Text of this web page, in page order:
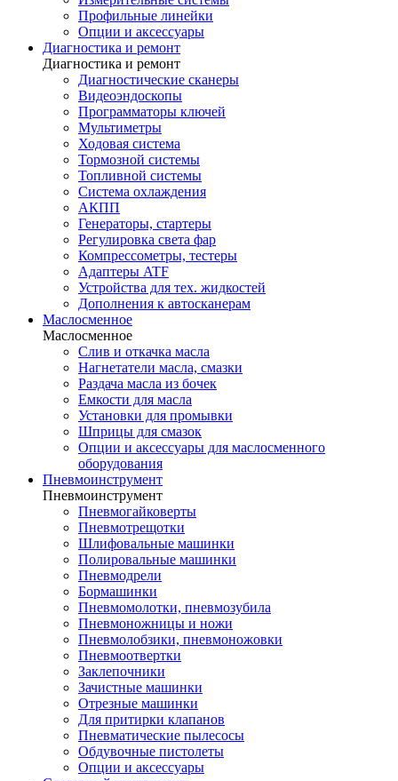
Профильные линейки
Опции и аксессуары
Диагностика и ремонт
Диагностика и ремонт
Диагностические сканеры
Видеоэндоскопы
Программаторы ключей
Мультиметры
Ходовая система
Тормозной системы
Топливной системы
Система охлаждения
АКПП
Генераторы, стартеры
Регулировка света фар
Компрессометры, тестеры
Адаптеры ATF
Устройства для тех. жидкостей
Дополнения к автосканерам
Маслосменное
Маслосменное
Слив и откачка масла
Нагнетатели масла, смазки
Раздача масла из бочек
Емкости для масла
Установки для промывки
Шприцы для смазок
Опции и аксессуары для маслосменного
оборудования
Пневмоинструмент
Пневмоинструмент
Пневмогайковерты
Пневмотрещотки
Шлифовальные машинки
Полировальные машинки
Пневмодрели
Бормашинки
Пневмомолотки, пневмозубила
Пневмоножницы и ножи
Пневмолобзики, пневмоножовки
Пневмоотвертки
Заклепочники
Зачистные машинки
Отрезные машинки
Для притирки клапанов
Пневматические пылесосы
Обдувочные пистолеты
Опции и аксессуары